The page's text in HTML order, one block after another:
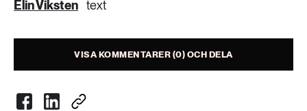
Elin Viksten text
VISA KOMMENTARER (0) OCH DELA